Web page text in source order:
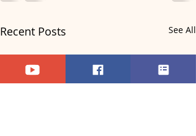
Recent Posts See All